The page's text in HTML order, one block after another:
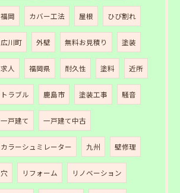
福岡 カバー工法 屋根 ひび割れ
広川町 外壁 無料お見積り 塗装
求人 福岡県 耐久性 塗料 近所
トラブル 鹿島市 塗装工事 騒音
一戸建て 一戸建て中古
カラーシュミレーター 九州 壁修理
穴 リフォーム リノベーション